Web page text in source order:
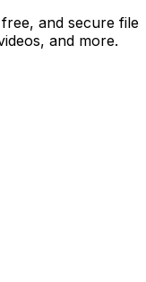
and secure file
and more.